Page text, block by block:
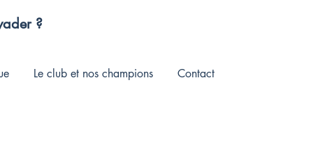
?
Le club et nos champions Contact